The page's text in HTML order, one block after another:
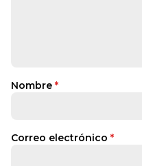
Nombre *
Correo electrónico *